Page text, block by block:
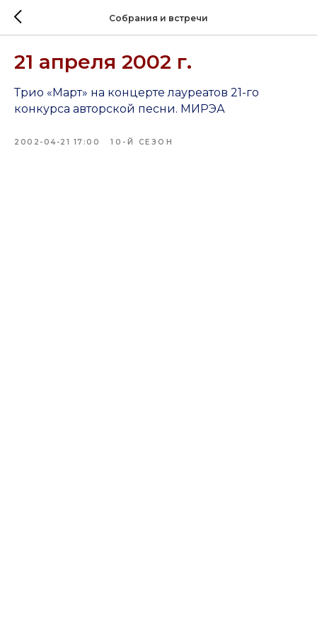
Собрания и встречи
21 апреля 2002 г.
Трио «Март» на концерте лауреатов 21-го
конкурса авторской песни. МИРЭА
2002-04-21 17:00 10-Й СЕЗОН